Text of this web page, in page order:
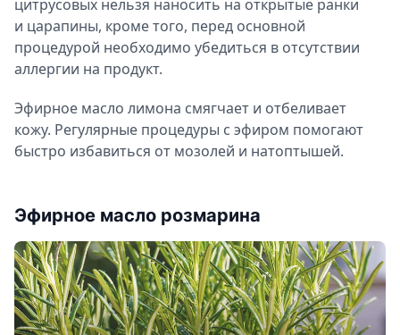
цитрусовых нельзя наносить на открытые ранки
и царапины, кроме того, перед основной
процедурой необходимо убедиться в отсутствии
аллергии на продукт.
Эфирное масло лимона смягчает и отбеливает
кожу. Регулярные процедуры с эфиром помогают
быстро избавиться от мозолей и натоптышей.
Эфирное масло розмарина